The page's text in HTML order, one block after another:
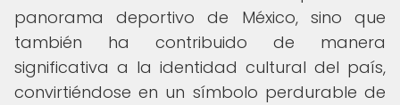
panorama deportivo de México, sino que
también ha contribuido de manera
significativa a la identidad cultural del país,
convirtiéndose en un símbolo perdurable de